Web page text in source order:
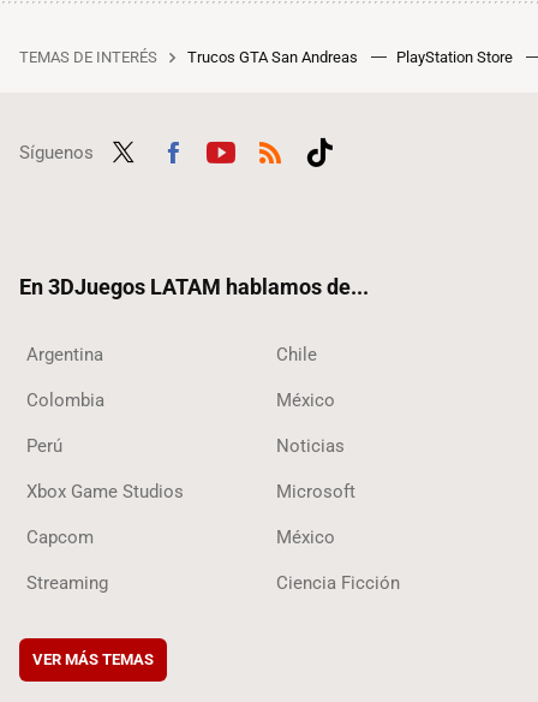
TEMAS DE INTERÉS Trucos GTA San Andreas PlayStation Store
Síguenos
En 3DJuegos LATAM hablamos de...
Argentina Chile
Colombia México
Perú Noticias
Xbox Game Studios Microsoft
Capcom México
Streaming Ciencia Ficción
VER MÁS TEMAS